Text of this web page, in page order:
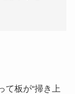
て板が“掃き上